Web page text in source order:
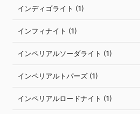
インディゴライト (1)
インフィナイト (1)
インペリアルソーダライト (1)
インペリアルトパーズ (1)
インペリアルロードナイト (1)